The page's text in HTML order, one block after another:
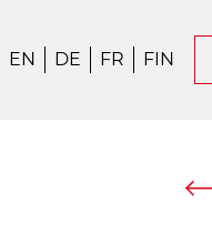
EN DE FR FIN